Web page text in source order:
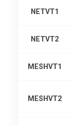
NETVT1
NETVT2
MESHVT1
MESHVT2